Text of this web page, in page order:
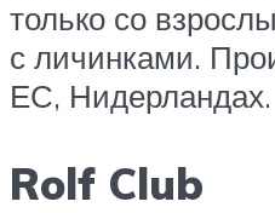
только со
с личинками.
ЕС, Нидерландах.
Rolf Club